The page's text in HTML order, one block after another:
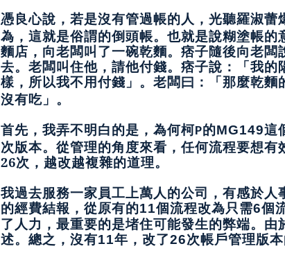
憑良心說，若是沒有管過帳的人，光聽羅淑蕾
為，這就是俗謂的倒頭帳。也就是說糊塗帳
麵店，向老闆叫了一碗乾麵。痞子隨後向老
去。老闆叫住他，請他付錢。痞子說：「我
樣，所以我不用付錢」。老闆曰：「那麼乾麵
沒有吃」。
首先，我弄不明白的是，為何柯P的MG149這
次版本。從管理的角度來看，任何流程要想
26次，越改越複雜的道理。
我過去服務一家員工上萬人的公司，有感於
的經費結報，從原有的11個流程改為只需6個
了人力，最重要的是堵住可能發生的弊端。
述。總之，沒有11年，改了26次帳戶管理版本